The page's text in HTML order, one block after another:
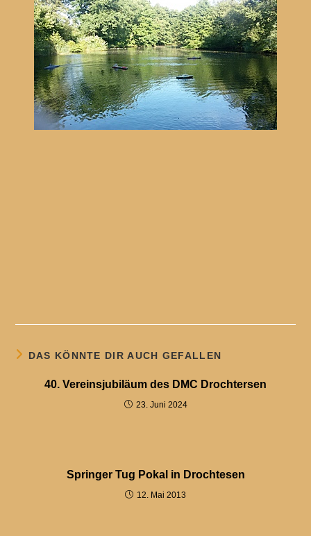
DAS KÖNNTE DIR AUCH GEFALLEN
40. Vereinsjubiläum des DMC Drochtersen
23. Juni 2024
Springer Tug Pokal in Drochtesen
12. Mai 2013